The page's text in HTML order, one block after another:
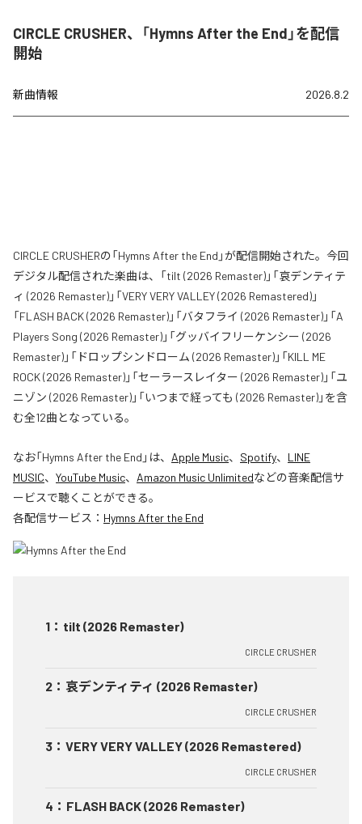
CIRCLE CRUSHER、「Hymns After the End」を配信
開始
新曲情報 2026.8.2
CIRCLE CRUSHERの「Hymns After the End」が配信開始された。今回
デジタル配信された楽曲は、「tilt (2026 Remaster)」「哀デンティテ
ィ (2026 Remaster)」「VERY VERY VALLEY (2026 Remastered)」
「FLASH BACK (2026 Remaster)」「バタフライ (2026 Remaster)」「A
Players Song (2026 Remaster)」「グッバイフリーケンシー (2026
Remaster)」「ドロップシンドローム (2026 Remaster)」「KILL ME
ROCK (2026 Remaster)」「セーラースレイター (2026 Remaster)」「ユ
ニゾン (2026 Remaster)」「いつまで経っても (2026 Remaster)」を含
む全12曲となっている。
なお「Hymns After the End 」は、 Apple Music、 Spotify、 LINE
MUSIC、 YouTube Music、 Amazon Music Unlimitedなどの音楽配信サ
ービスで聴くことができる。
各配信サービス： Hymns After the End
1 ： tilt (2026 Remaster)
CIRCLE CRUSHER
2 ： 哀デンティティ (2026 Remaster)
CIRCLE CRUSHER
3 ： VERY VERY VALLEY (2026 Remastered)
CIRCLE CRUSHER
4 ： FLASH BACK (2026 Remaster)